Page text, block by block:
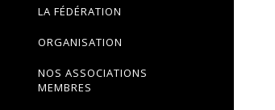
LA FÉDÉRATION
ORGANISATION
NOS ASSOCIATIONS
MEMBRES